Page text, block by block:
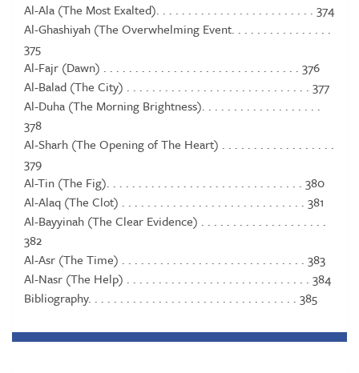
Al-Ala (The Most Exalted). . . . . . . . . . . . . . . . . . . . . . . . . 374
Al-Ghashiyah (The Overwhelming Event. . . . . . . . . . . . . . . .
375
Al-Fajr (Dawn) . . . . . . . . . . . . . . . . . . . . . . . . . . . . . . . 376
Al-Balad (The City) . . . . . . . . . . . . . . . . . . . . . . . . . . . . . 377
Al-Duha (The Morning Brightness). . . . . . . . . . . . . . . . . . .
378
Al-Sharh (The Opening of The Heart) . . . . . . . . . . . . . . . . . .
379
Al-Tin (The Fig). . . . . . . . . . . . . . . . . . . . . . . . . . . . . . . 380
Al-Alaq (The Clot) . . . . . . . . . . . . . . . . . . . . . . . . . . . . . 381
Al-Bayyinah (The Clear Evidence) . . . . . . . . . . . . . . . . . . . .
382
Al-Asr (The Time) . . . . . . . . . . . . . . . . . . . . . . . . . . . . . 383
Al-Nasr (The Help) . . . . . . . . . . . . . . . . . . . . . . . . . . . . . 384
Bibliography. . . . . . . . . . . . . . . . . . . . . . . . . . . . . . . . . 385